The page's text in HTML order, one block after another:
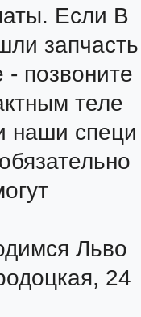
Если В
запчасть
- позвоните
теле
наши специ
Льво
24